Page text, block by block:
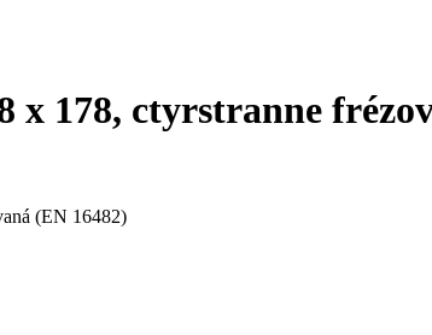
x 178, ctyrstranne
(EN 16482)